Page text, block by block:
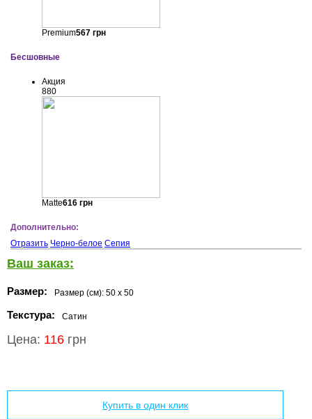
Premium567грн
Бесшовные
Акция
880
Matte616грн
Дополнительно:
Отразить Черно-белое Сепия
Ваш заказ:
Размер: Размер (см): 50 x 50
Текстура: Сатин
Цена: 116 грн
Купить в один клик